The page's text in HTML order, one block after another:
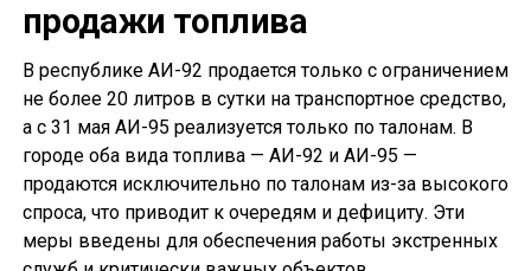
продажи топлива
В республике АИ-92 продается только с ограничением
не более 20 литров в сутки на транспортное средство,
а с 31 мая АИ-95 реализуется только по талонам. В
городе оба вида топлива — АИ-92 и АИ-95 —
продаются исключительно по талонам из-за высокого
спроса, что приводит к очередям и дефициту. Эти
меры введены для обеспечения работы экстренных